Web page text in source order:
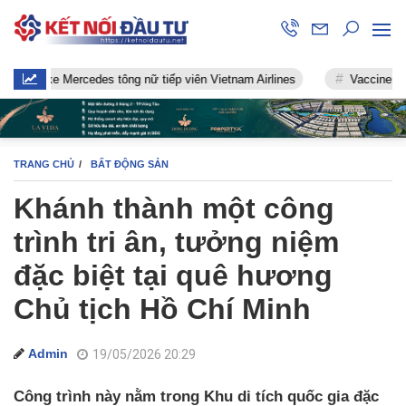
tông nữ tiếp viên Vietnam Airlines Vaccine chống Covid-
TRANG CHỦ BẤT ĐỘNG SẢN
Khánh thành một công
trình tri ân, tưởng niệm
đặc biệt tại quê hương
Chủ tịch Hồ Chí Minh
Admin 19/05/2026 20:29
Công trình này nằm trong Khu di tích quốc gia đặc